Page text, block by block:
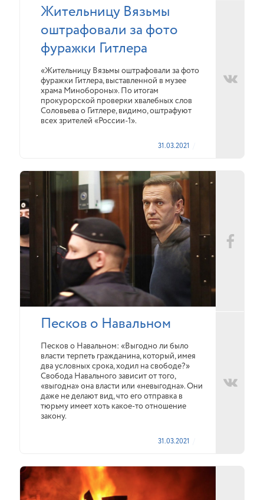
Жительницу Вязьмы
оштрафовали за фото
фуражки Гитлера
«Жительницу Вязьмы оштрафовали за фото
фуражки Гитлера, выставленной в музее
храма Минобороны». По итогам
прокурорской проверки хвалебных слов
Соловьева о Гитлере, видимо, оштрафуют
всех зрителей «России-1».
31.03.2021
Песков о Навальном
Песков о Навальном: «Выгодно ли было
власти терпеть гражданина, который, имея
два условных срока, ходил на свободе?»
Свобода Навального зависит от того,
«выгодна» она власти или «невыгодна». Они
даже не делают вид, что его отправка в
тюрьму имеет хоть какое-то отношение
закону.
31.03.2021